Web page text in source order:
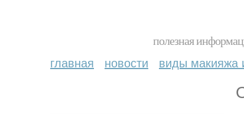
полезная
главная новости виды макияжа